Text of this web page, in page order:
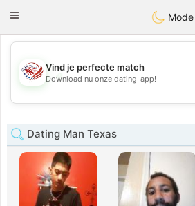
StatesDating
Toggle
Mode
💖
💕
Vind je perfecte match
Download nu onze dating-app!
Dating Man Texas